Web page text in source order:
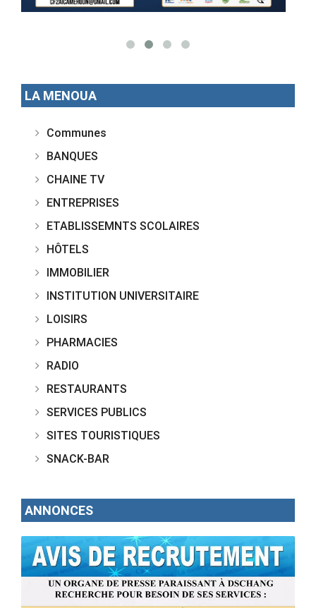
LA MENOUA
Communes
BANQUES
CHAINE TV
ENTREPRISES
ETABLISSEMNTS SCOLAIRES
HÔTELS
IMMOBILIER
INSTITUTION UNIVERSITAIRE
LOISIRS
PHARMACIES
RADIO
RESTAURANTS
SERVICES PUBLICS
SITES TOURISTIQUES
SNACK-BAR
ANNONCES